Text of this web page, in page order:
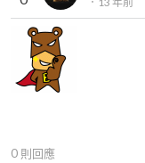
0 則回應